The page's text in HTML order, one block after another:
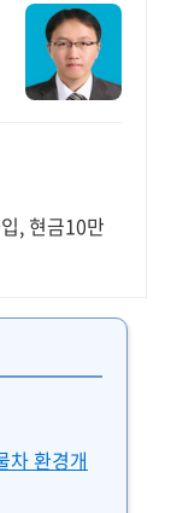
, 현금10만
차 환경개